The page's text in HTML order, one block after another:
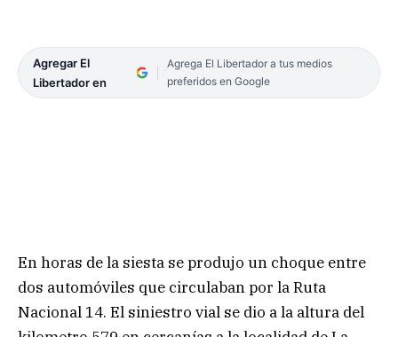
Agregar El
Libertador en
Agrega El Libertador a tus medios
preferidos en Google
En horas de la siesta se produjo un choque entre
dos automóviles que circulaban por la Ruta
Nacional 14. El siniestro vial se dio a la altura del